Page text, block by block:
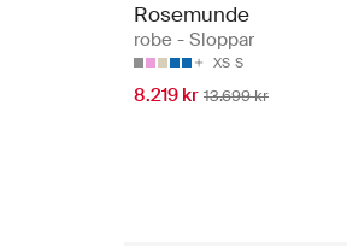
Rosemunde
robe - Sloppar
XS S
8.219 kr 13.699 kr